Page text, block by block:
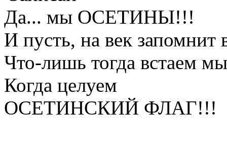
Да... мы ОСЕТИНЫ!!!
И пусть, на век запомнит
Что-лишь тогда встаем
Когда целуем
ОСЕТИНСКИЙ ФЛАГ!!!